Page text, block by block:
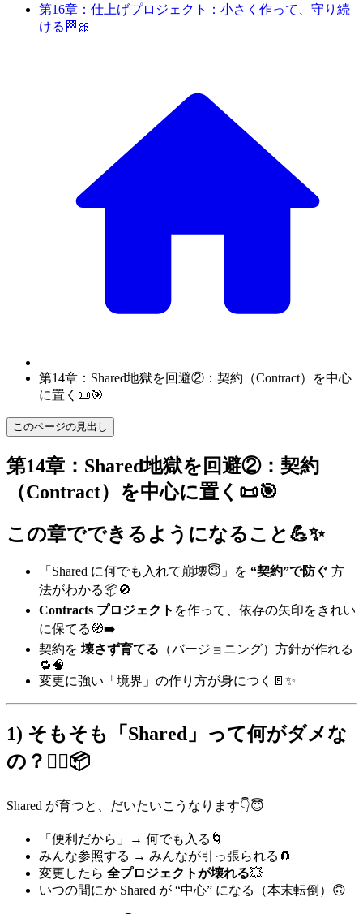
第16章：仕上げプロジェクト：小さく作って、守り続
ける🏁🎀
第14章：Shared地獄を回避②：契約（Contract）を中心
に置く📜🎯
このページの見出し
第14章：Shared地獄を回避②：契約
（Contract）を中心に置く📜🎯
この章でできるようになること💪✨
「Shared に何でも入れて崩壊😇」を “契約”で防ぐ 方
法がわかる📦🚫
Contracts プロジェクト を作って、依存の矢印をきれい
に保てる🧭➡️
契約を 壊さず育てる （バージョニング）方針が作れる
🔁🧠
変更に強い「境界」の作り方が身につく🚪✨
1) そもそも「Shared」って何がダメな
の？😵‍💫📦
Shared が育つと、だいたいこうなります👇😇
「便利だから」→ 何でも入る🌀
みんな参照する → みんなが引っ張られる🧲
変更したら 全プロジェクトが壊れる💥
いつの間にか Shared が “中心” になる（本末転倒）🙃